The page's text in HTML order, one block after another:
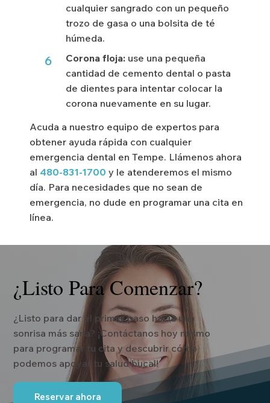
cualquier sangrado con un pequeño
trozo de gasa o una bolsita de té
húmeda.
6 Corona floja: use una pequeña
cantidad de cemento dental o pasta
de dientes para intentar colocar la
corona nuevamente en su lugar.
Acuda a nuestro equipo de expertos para
obtener ayuda rápida con cualquier
emergencia dental en Tempe. Llámenos ahora
al 480-831-1700 y le atenderemos el mismo
día. Para necesidades que no sean de
emergencia, no dude en programar una cita en
línea.
¿Listo Para Comenzar?
¿Listo para dar el primer paso hacia una
sonrisa más sana? ¡Contáctanos hoy mismo
para programar tu cita y descubrir cómo
podemos apoyar tu salud bucal!
Reservar ahora